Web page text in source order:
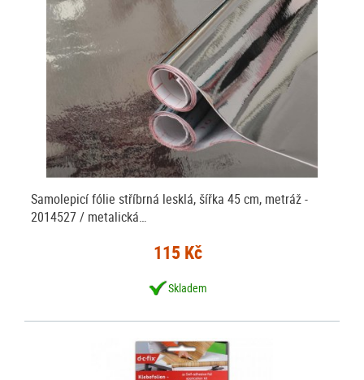
Samolepicí fólie stříbrná lesklá, šířka 45 cm, metráž -
2014527 / metalická…
115 Kč
Skladem